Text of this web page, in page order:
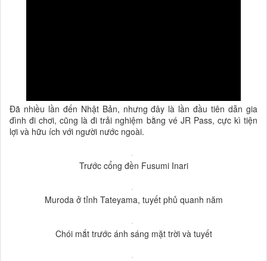
Đã nhiều lần đến Nhật Bản, nhưng đây là lần đầu tiên dẫn gia
đình đi chơi, cũng là đi trải nghiệm bằng vé JR Pass, cực kì tiện
lợi và hữu ích với người nước ngoài.
Trước cổng đền Fusumi Inari
Muroda ở tỉnh Tateyama, tuyết phủ quanh năm
Chói mắt trước ánh sáng mặt trời và tuyết